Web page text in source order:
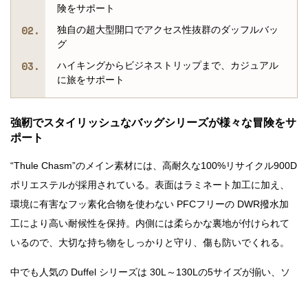
険をサポート
独自の超大型開口でアクセス性抜群のダッフルバッ
グ
ハイキングからビジネストリップまで、カジュアル
に旅をサポート
強靭でスタイリッシュなバッグシリーズが様々な冒険をサ
ポート
“Thule Chasm”のメイン素材には、高耐久な100%リサイクル900D
ポリエステルが採用されている。表面はラミネート加工に加え、
環境に有害なフッ素化合物を使わない PFCフリーの DWR撥水加
工により高い耐候性を保持。内側には柔らかな裏地が付けられて
いるので、大切な持ち物をしっかりと守り、傷も防いでくれる。
中でも人気の Duffel シリーズは 30L～130Lの5サイズが揃い、ソ